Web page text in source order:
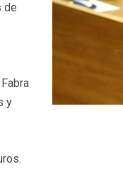
de
y